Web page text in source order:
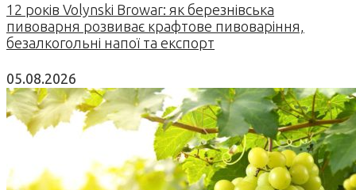
12 років Volynski Browar: як березнівська
пивоварня розвиває крафтове пивоваріння,
безалкогольні напої та експорт
05.08.2026